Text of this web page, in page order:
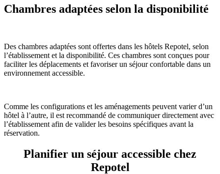
Chambres adaptées selon la disponibilité
Des chambres adaptées sont offertes dans les hôtels Repotel, selon
l’établissement et la disponibilité. Ces chambres sont conçues pour
faciliter les déplacements et favoriser un séjour confortable dans un
environnement accessible.
Comme les configurations et les aménagements peuvent varier d’un
hôtel à l’autre, il est recommandé de communiquer directement avec
l’établissement afin de valider les besoins spécifiques avant la
réservation.
Planifier un séjour accessible chez
Repotel